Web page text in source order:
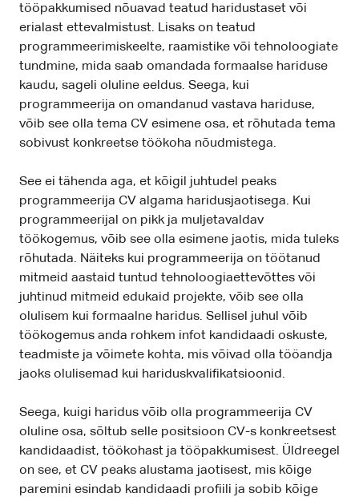
tööpakkumised nõuavad teatud haridustaset või
erialast ettevalmistust. Lisaks on teatud
programmeerimiskeelte, raamistike või tehnoloogiate
tundmine, mida saab omandada formaalse hariduse
kaudu, sageli oluline eeldus. Seega, kui
programmeerija on omandanud vastava hariduse,
võib see olla tema CV esimene osa, et rõhutada tema
sobivust konkreetse töökoha nõudmistega.
See ei tähenda aga, et kõigil juhtudel peaks
programmeerija CV algama haridusjaotisega. Kui
programmeerijal on pikk ja muljetavaldav
töökogemus, võib see olla esimene jaotis, mida tuleks
rõhutada. Näiteks kui programmeerija on töötanud
mitmeid aastaid tuntud tehnoloogiaettevõttes või
juhtinud mitmeid edukaid projekte, võib see olla
olulisem kui formaalne haridus. Sellisel juhul võib
töökogemus anda rohkem infot kandidaadi oskuste,
teadmiste ja võimete kohta, mis võivad olla tööandja
jaoks olulisemad kui hariduskvalifikatsioonid.
Seega, kuigi haridus võib olla programmeerija CV
oluline osa, sõltub selle positsioon CV-s konkreetsest
kandidaadist, töökohast ja tööpakkumisest. Üldreegel
on see, et CV peaks alustama jaotisest, mis kõige
paremini esindab kandidaadi profiili ja sobib kõige